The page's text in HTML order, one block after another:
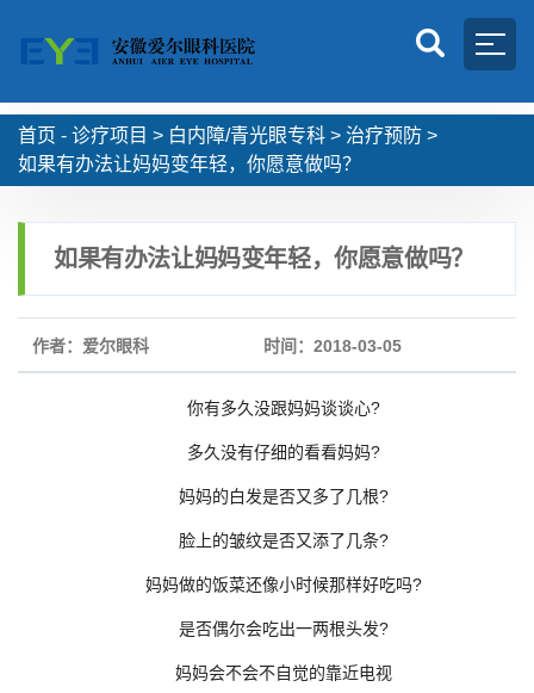
首页 - 诊疗项目 > 白内障/青光眼专科 > 治疗预防 >
如果有办法让妈妈变年轻，你愿意做吗？
如果有办法让妈妈变年轻，你愿意做吗？
作者：爱尔眼科 时间：2018-03-05
你有多久没跟妈妈谈谈心?
多久没有仔细的看看妈妈?
妈妈的白发是否又多了几根?
脸上的皱纹是否又添了几条?
妈妈做的饭菜还像小时候那样好吃吗?
是否偶尔会吃出一两根头发?
妈妈会不会不自觉的靠近电视